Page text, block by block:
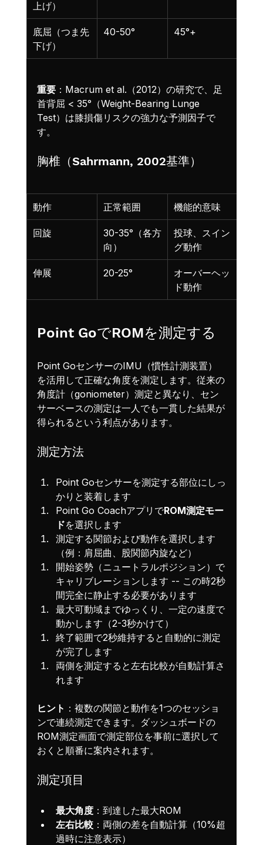
上げ）
底屈（つま先
下げ）
40-50° 45°+
重要：Macrum et al.（2012）の研究で、足
首背屈 < 35°（Weight-Bearing Lunge
Test）は膝損傷リスクの強力な予測因子で
す。
胸椎（Sahrmann, 2002基準）
動作 正常範囲 機能的意味
回旋
30-35°（各方
向）
投球、スイン
グ動作
伸展 20-25°
オーバーヘッ
ド動作
Point GoでROMを測定する
Point GoセンサーのIMU（慣性計測装置）
を活用して正確な角度を測定します。従来の
角度計（goniometer）測定と異なり、セン
サーベースの測定は一人でも一貫した結果が
得られるという利点があります。
測定方法
Point Goセンサーを測定する部位にしっ
かりと装着します
Point Go CoachアプリでROM測定モー
ドを選択します
測定する関節および動作を選択します
（例：肩屈曲、股関節内旋など）
開始姿勢（ニュートラルポジション）で
キャリブレーションします -- この時2秒
間完全に静止する必要があります
最大可動域までゆっくり、一定の速度で
動かします（2-3秒かけて）
終了範囲で2秒維持すると自動的に測定
が完了します
両側を測定すると左右比較が自動計算さ
れます
ヒント ：複数の関節と動作を1つのセッショ
ンで連続測定できます。ダッシュボードの
ROM測定画面で測定部位を事前に選択して
おくと順番に案内されます。
測定項目
最大角度：到達した最大ROM
左右比較：両側の差を自動計算（10%超
過時に注意表示）